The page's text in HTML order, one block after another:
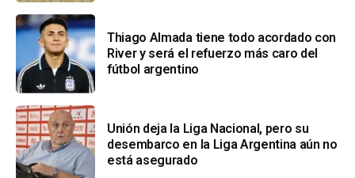
Thiago Almada tiene todo acordado con
River y será el refuerzo más caro del
fútbol argentino
Unión deja la Liga Nacional, pero su
desembarco en la Liga Argentina aún no
está asegurado